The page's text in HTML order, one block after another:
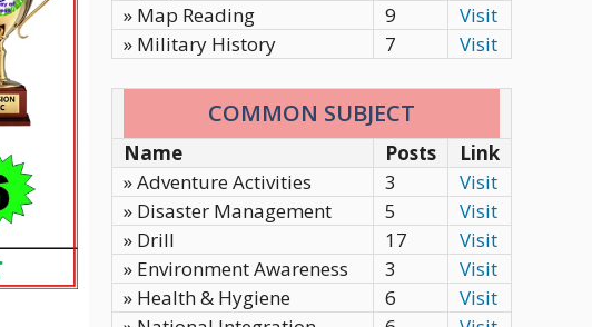
» Map Reading
9
Visit
» Military History
7 Visit
COMMON SUBJECT
Name Posts
Link
» Adventure Activities
3
Visit
» Disaster Management
5
Visit
» Drill
17
Visit
» Environment Awareness
3
Visit
» Health & Hygiene
6
Visit